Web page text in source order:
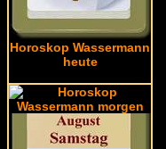
Horoskop Wassermann
heute